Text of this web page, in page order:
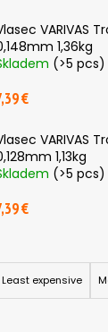
VARIVAS
1,36kg
(>5 pcs)
€
VARIVAS
1,13kg
(>5 pcs)
€
Least expensive
SEARCH